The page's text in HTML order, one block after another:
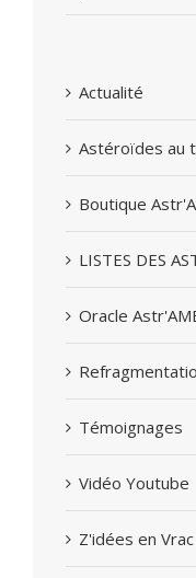
Actualité
Astéroïdes au
Boutique
LISTES DES
Oracle
Témoignages
Vidéo Youtube
Z'idées en Vrac